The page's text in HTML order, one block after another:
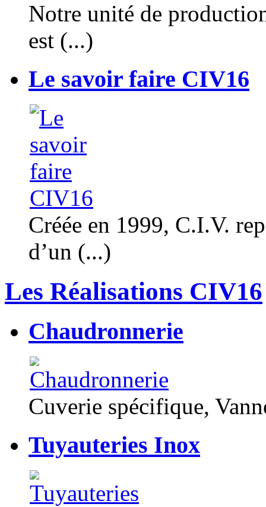
Notre unité de
est (...)
Le savoir faire CIV16
Créée en 1999, C.I.V.
d’un (...)
Les Réalisations CIV16
Chaudronnerie
Cuverie spécifique,
Tuyauteries Inox